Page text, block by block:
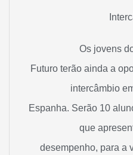
Os jovens
Futuro terão ainda a
intercâmbio
Espanha. Serão 10
que
desempenho, para a